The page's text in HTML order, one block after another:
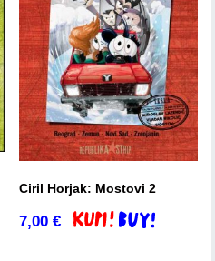
Ciril Horjak: Mostovi 2
7,00€ Dodaj v košarico